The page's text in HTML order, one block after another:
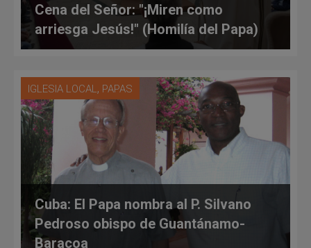
Cena del Señor: "¡Miren como
arriesga Jesús!" (Homilía del Papa)
IGLESIA LOCAL, PAPAS
Cuba: El Papa nombra al P. Silvano
Pedroso obispo de Guantánamo-
Baracoa